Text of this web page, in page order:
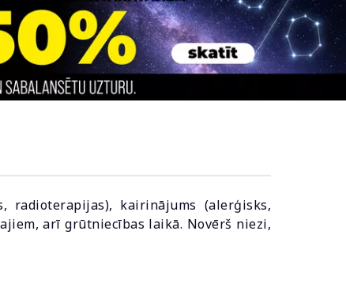
radioterapijas), kairinājums (alerģisks,
arī grūtniecības laikā. Novērš niezi,